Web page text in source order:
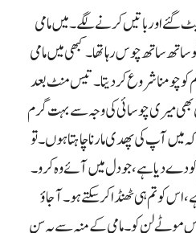
گئے اور باتیں کرنے لگے۔ میں مامی
ساتھ ساتھ چوس رہا تھا۔ کبھی میں مامی
کو چومنا شروع کر دیتا۔ تیس منٹ بعد
بھی میری چوسائی کی وجہ سے بہت گرم
میں آپ کی پھدی مارنا چاہتا ہوں۔ تو
دے دیا ہے، جو دل میں آئے وہ کرو۔
کو تم ہی ٹھنڈا کر سکتے ہو۔ آ جاؤ
موٹے لن کو۔ مامی کے منہ سے یہ سن